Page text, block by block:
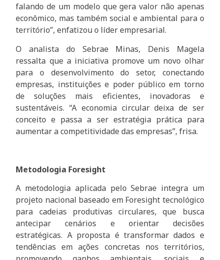
falando de um modelo que gera valor não apenas
econômico, mas também social e ambiental para o
território”, enfatizou o líder empresarial.
O analista do Sebrae Minas, Denis Magela
ressalta que a iniciativa promove um novo olhar
para o desenvolvimento do setor, conectando
empresas, instituições e poder público em torno
de soluções mais eficientes, inovadoras e
sustentáveis. “A economia circular deixa de ser
conceito e passa a ser estratégia prática para
aumentar a competitividade das empresas”, frisa.
Metodologia Foresight
A metodologia aplicada pelo Sebrae integra um
projeto nacional baseado em Foresight tecnológico
para cadeias produtivas circulares, que busca
antecipar cenários e orientar decisões
estratégicas. A proposta é transformar dados e
tendências em ações concretas nos territórios,